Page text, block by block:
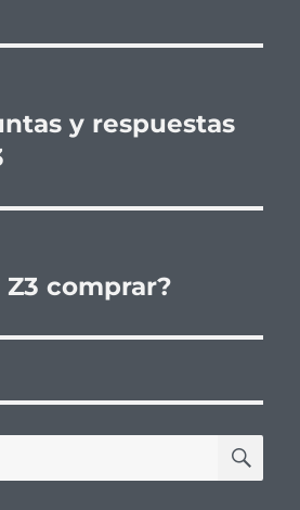
y respuestas
comprar?